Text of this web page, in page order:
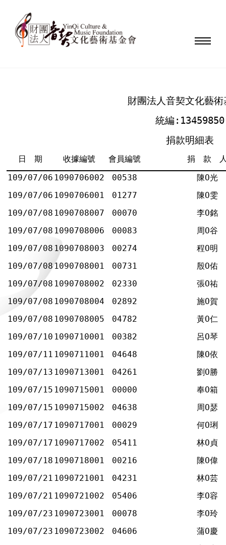
財團法人音契文化藝術
統編:13459850
捐款明細表
日 期 收據編號 會員編號
捐 款
109/07/06 1090706002 00538
陳Ο光
109/07/06 1090706001 01277
陳Ο雯
109/07/08 1090708007 00070
李Ο銘
109/07/08 1090708006 00083
周Ο谷
109/07/08 1090708003 00274
程Ο明
109/07/081090708001 00731
殷Ο佑
109/07/08 1090708002 02330
張Ο祐
109/07/08 1090708004 02892
施Ο賀
109/07/08 1090708005 04782
黃Ο仁
109/07/10 1090710001 00382
呂Ο琴
109/07/11 1090711001 04648
陳Ο依
109/07/13 1090713001 04261
劉Ο勝
109/07/15 1090715001 00000
奉Ο箱
109/07/15 1090715002 04638
周Ο瑟
109/07/17 1090717001 00029
何Ο琍
109/07/17 1090717002 05411
林Ο貞
109/07/18 1090718001 00216
陳Ο偉
109/07/21 1090721001 04231
林Ο芸
109/07/21 1090721002 05406
李Ο容
109/07/23 1090723001 00078
李Ο玲
109/07/23 1090723002 04606
蒲Ο慶